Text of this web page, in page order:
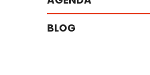
BLOG